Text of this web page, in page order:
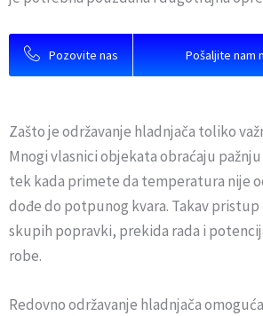
Pozovite nas Pošaljite nam
Zašto je održavanje hladnjača toliko
Mnogi vlasnici objekata obraćaju
tek kada primete da temperatura nije
dođe do potpunog kvara. Takav
skupih popravki, prekida rada i
robe.
Redovno održavanje hladnjača